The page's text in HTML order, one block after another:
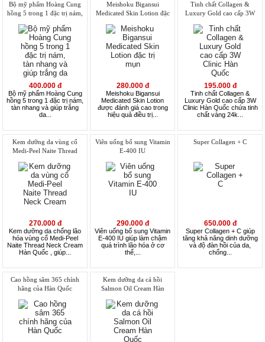
Bộ mỹ phẩm Hoàng Cung
hồng 5 trong 1 đặc trị nám,
400.000 đ
Bộ mỹ phẩm Hoàng Cung
hồng 5 trong 1 đặc trị nám,
tàn nhang và giúp trắng
da...
Meishoku Bigansui
Medicated Skin Lotion đặc
280.000 đ
Meishoku Bigansui
Medicated Skin Lotion
được đánh giá cao trong
hiệu quả điều trị...
Tinh chất Collagen &
Luxury Gold cao cấp 3W
195.000 đ
Tinh chất Collagen &
Luxury Gold cao cấp 3W
Clinic Hàn Quốc chứa tinh
chất vàng 24k...
Kem dưỡng da vùng cổ
Medi-Peel Naite Thread
270.000 đ
Kem dưỡng da chống lão
hóa vùng cổ Medi-Peel
Naite Thread Neck Cream
Hàn Quốc , giúp...
Viên uống bổ sung Vitamin
E-400 IU
290.000 đ
Viên uống bổ sung Vitamin
E-400 IU giúp làm chậm
quá trình lão hóa ở cơ
thể,...
Super Collagen + C
650.000 đ
Super Collagen + C giúp
tăng khả năng dinh dưỡng
và độ đàn hồi của da,
chống...
Cao hồng sâm 365 chính
hãng của Hàn Quốc
Kem dưỡng da cá hồi
Salmon Oil Cream Hàn